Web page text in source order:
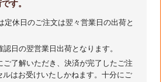
す。
休日のご注文は翌々営業日の出荷と
日の翌営業日出荷となります。
了解いただき、決済が完了したご注
ルはお受けいたしかねます。十分にご